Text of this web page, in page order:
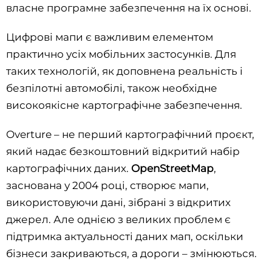
власне програмне забезпечення на їх основі.
Цифрові мапи є важливим елементом
практично усіх мобільних застосунків. Для
таких технологій, як доповнена реальність і
безпілотні автомобілі, також необхідне
високоякісне картографічне забезпечення.
Overture – не перший картографічний проєкт,
який надає безкоштовний відкритий набір
картографічних даних. OpenStreetMap,
заснована у 2004 році, створює мапи,
використовуючи дані, зібрані з відкритих
джерел. Але однією з великих проблем є
підтримка актуальності даних мап, оскільки
бізнеси закриваються, а дороги – змінюються.